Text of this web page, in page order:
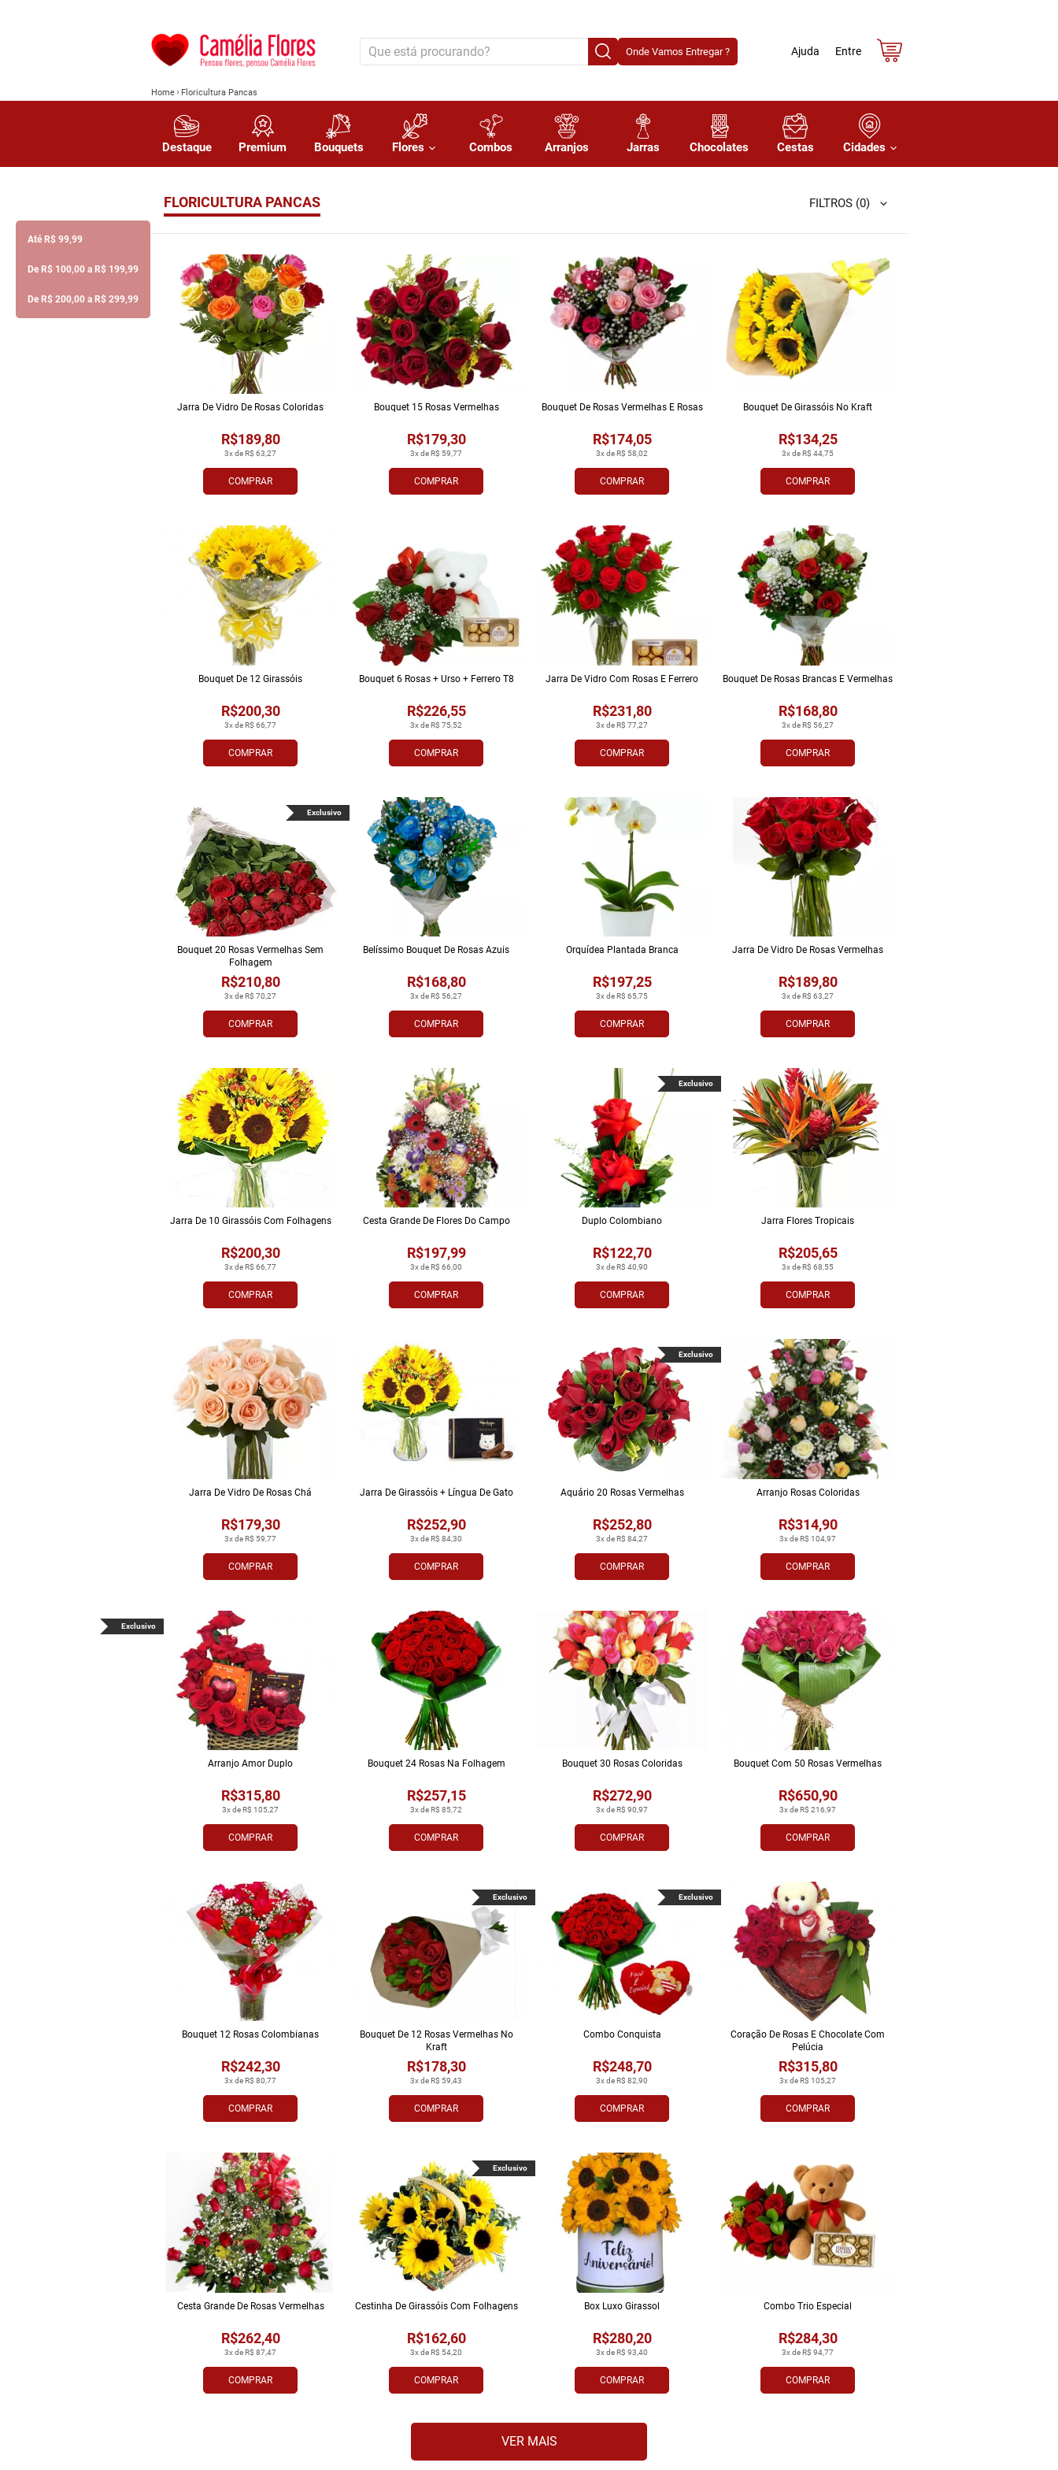
Até R$ 99,99
De R$ 100,00 a R$ 199,99
De R$ 200,00 a R$ 299,99
Onde Vamos Entregar ? Entre
Ajuda
Destaque Premium Bouquets Flores Combos Arranjos Jarras Chocolates Cestas Cidades
Home Floricultura Pancas
FLORICULTURA PANCAS FILTROS (0)
COMPRAR
3x de R$ 63,27
R$189,80
Jarra De Vidro De Rosas Coloridas
COMPRAR
3x de R$ 59,77
R$179,30
Bouquet 15 Rosas Vermelhas
COMPRAR
3x de R$ 58,02
R$174,05
Bouquet De Rosas Vermelhas E Rosas
COMPRAR
3x de R$ 44,75
R$134,25
Bouquet De Girassóis No Kraft
COMPRAR
3x de R$ 66,77
R$200,30
Bouquet De 12 Girassóis
COMPRAR
3x de R$ 75,52
R$226,55
Bouquet 6 Rosas + Urso + Ferrero T8
COMPRAR
3x de R$ 77,27
R$231,80
Jarra De Vidro Com Rosas E Ferrero
COMPRAR
3x de R$ 56,27
R$168,80
Bouquet De Rosas Brancas E Vermelhas
COMPRAR
3x de R$ 70,27
R$210,80
Bouquet 20 Rosas Vermelhas Sem
Folhagem
Exclusivo
COMPRAR
3x de R$ 56,27
R$168,80
Belíssimo Bouquet De Rosas Azuis
COMPRAR
3x de R$ 65,75
R$197,25
Orquídea Plantada Branca
COMPRAR
3x de R$ 63,27
R$189,80
Jarra De Vidro De Rosas Vermelhas
COMPRAR
3x de R$ 66,77
R$200,30
Jarra De 10 Girassóis Com Folhagens
COMPRAR
3x de R$ 66,00
R$197,99
Cesta Grande De Flores Do Campo
COMPRAR
3x de R$ 40,90
R$122,70
Duplo Colombiano
Exclusivo
COMPRAR
3x de R$ 68,55
R$205,65
Jarra Flores Tropi­cais
COMPRAR
3x de R$ 59,77
R$179,30
Jarra De Vidro De Rosas Chá
COMPRAR
3x de R$ 84,30
R$252,90
Jarra De Girassóis + Língua De Gato
COMPRAR
3x de R$ 84,27
R$252,80
Aquário 20 Rosas Vermelhas
Exclusivo
COMPRAR
3x de R$ 104,97
R$314,90
Arranjo Rosas Coloridas
Exclusivo
COMPRAR
3x de R$ 105,27
R$315,80
Arranjo Amor Duplo
COMPRAR
3x de R$ 85,72
R$257,15
Bouquet 24 Rosas Na Folhagem
COMPRAR
3x de R$ 90,97
R$272,90
Bouquet 30 Rosas Coloridas
COMPRAR
3x de R$ 216,97
R$650,90
Bouquet Com 50 Rosas Vermelhas
COMPRAR
3x de R$ 80,77
R$242,30
Bouquet 12 Rosas Colombianas
COMPRAR
3x de R$ 59,43
R$178,30
Bouquet De 12 Rosas Vermelhas No
Kraft
Exclusivo
COMPRAR
3x de R$ 82,90
R$248,70
Combo Conquista
Exclusivo
COMPRAR
3x de R$ 105,27
R$315,80
Coração De Rosas E Chocolate Com
Pelúcia
COMPRAR
3x de R$ 87,47
R$262,40
Cesta Grande De Rosas Vermelhas
COMPRAR
3x de R$ 54,20
R$162,60
Cestinha De Girassóis Com Folhagens
Exclusivo
COMPRAR
3x de R$ 93,40
R$280,20
Box Luxo Girassol
COMPRAR
3x de R$ 94,77
R$284,30
Combo Trio Especial
VER MAIS